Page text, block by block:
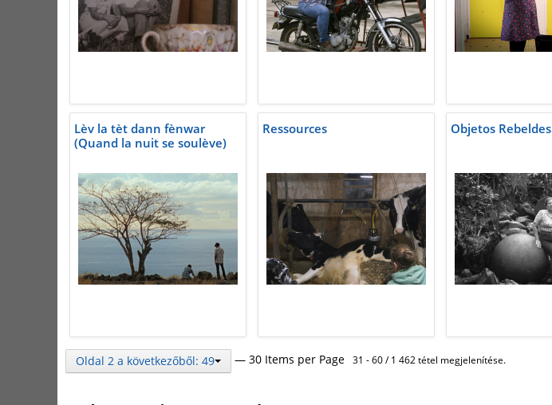
Lèv la tèt dann fènwar
(Quand la nuit se soulève)
Ressources Objetos Rebeldes
Oldal 2 a következőből: 49 — 30 Items per Page 31 - 60 / 1 462 tétel megjelenítése.